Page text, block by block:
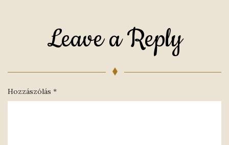
Leave a Reply
Hozzászólás *